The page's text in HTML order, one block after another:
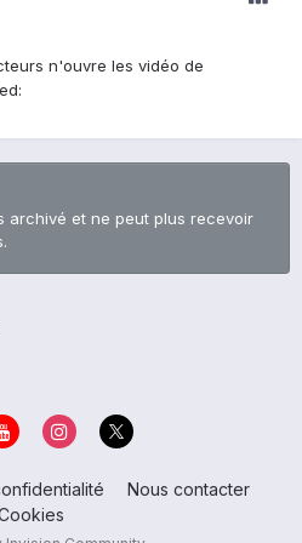
n'ouvre les vidéo de
archivé et ne peut plus recevoir
Nous contacter